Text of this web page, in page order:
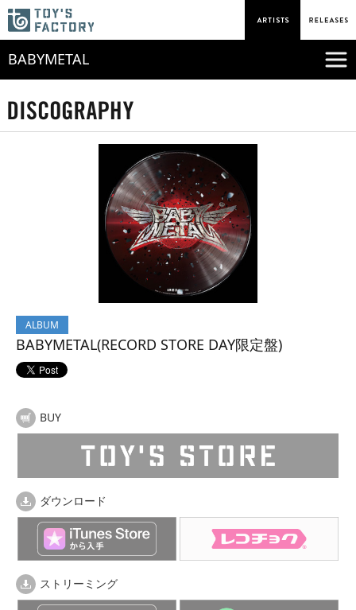
BABYMETAL
ALBUM
BABYMETAL(RECORD STORE DAY限定盤)
BUY
ダウンロード
ストリーミング